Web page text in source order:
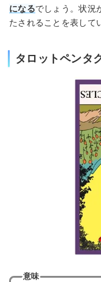
になるでしょう。状況
たされることを表して
タロットペンタ
意味